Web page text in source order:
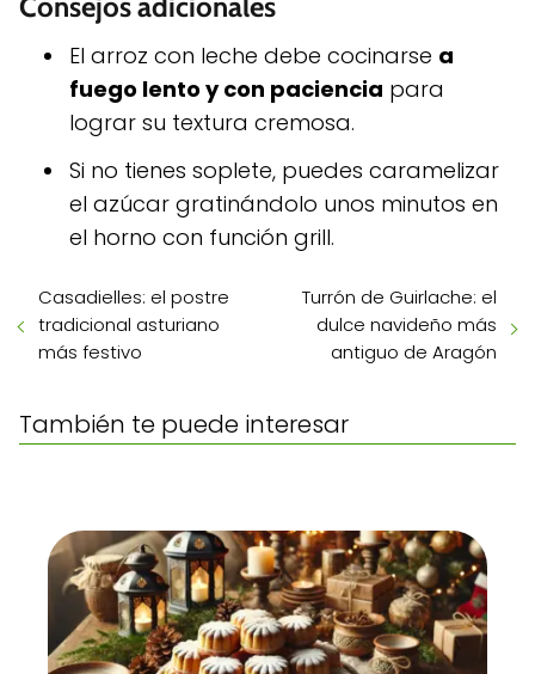
El arroz con leche debe cocinarse a
fuego lento y con paciencia para
lograr su textura cremosa.
Si no tienes soplete, puedes caramelizar
el azúcar gratinándolo unos minutos en
el horno con función grill.
Casadielles: el postre
tradicional asturiano
más festivo
Turrón de Guirlache: el
dulce navideño más
antiguo de Aragón
También te puede interesar